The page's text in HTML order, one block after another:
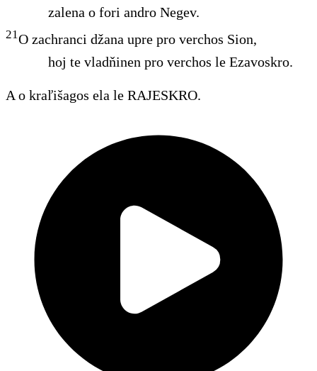
zalena o fori andro Negev.
21O zachranci džana upre pro verchos Sion,
hoj te vladňinen pro verchos le Ezavoskro.
A o kraľišagos ela le RAJESKRO.